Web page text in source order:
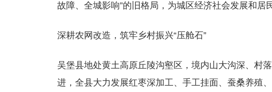
故障、全城影响”的旧格局，为城区经济社会发展和居
深耕农网改造，筑牢乡村振兴“压舱石”
吴堡县地处黄土高原丘陵沟壑区，境内山大沟深、村
进，全县大力发展红枣深加工、手工挂面、蚕桑养殖